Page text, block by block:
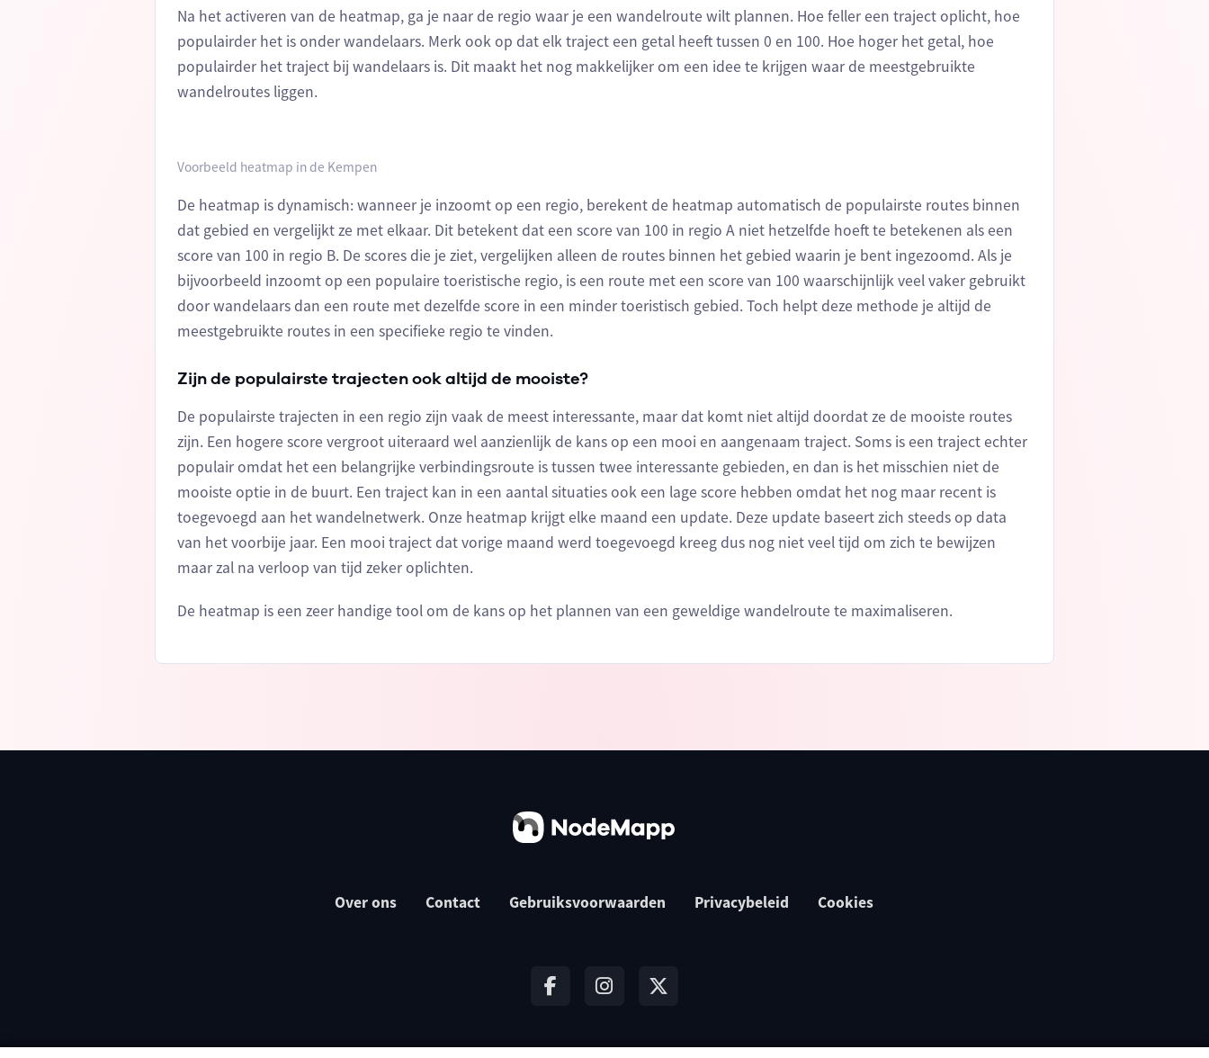
Na het activeren van de heatmap, ga je naar de regio waar je een wandelroute wilt plannen. Hoe feller een traject oplicht, hoe
populairder het is onder wandelaars. Merk ook op dat elk traject een getal heeft tussen 0 en 100. Hoe hoger het getal, hoe
populairder het traject bij wandelaars is. Dit maakt het nog makkelijker om een idee te krijgen waar de meestgebruikte
wandelroutes liggen.
Voorbeeld heatmap in de Kempen
De heatmap is dynamisch: wanneer je inzoomt op een regio, berekent de heatmap automatisch de populairste routes binnen
dat gebied en vergelijkt ze met elkaar. Dit betekent dat een score van 100 in regio A niet hetzelfde hoeft te betekenen als een
score van 100 in regio B. De scores die je ziet, vergelijken alleen de routes binnen het gebied waarin je bent ingezoomd. Als je
bijvoorbeeld inzoomt op een populaire toeristische regio, is een route met een score van 100 waarschijnlijk veel vaker gebruikt
door wandelaars dan een route met dezelfde score in een minder toeristisch gebied. Toch helpt deze methode je altijd de
meestgebruikte routes in een specifieke regio te vinden.
Zijn de populairste trajecten ook altijd de mooiste?
De populairste trajecten in een regio zijn vaak de meest interessante, maar dat komt niet altijd doordat ze de mooiste routes
zijn. Een hogere score vergroot uiteraard wel aanzienlijk de kans op een mooi en aangenaam traject. Soms is een traject echter
populair omdat het een belangrijke verbindingsroute is tussen twee interessante gebieden, en dan is het misschien niet de
mooiste optie in de buurt. Een traject kan in een aantal situaties ook een lage score hebben omdat het nog maar recent is
toegevoegd aan het wandelnetwerk. Onze heatmap krijgt elke maand een update. Deze update baseert zich steeds op data
van het voorbije jaar. Een mooi traject dat vorige maand werd toegevoegd kreeg dus nog niet veel tijd om zich te bewijzen
maar zal na verloop van tijd zeker oplichten.
De heatmap is een zeer handige tool om de kans op het plannen van een geweldige wandelroute te maximaliseren.
Over ons Contact Gebruiksvoorwaarden Privacybeleid Cookies